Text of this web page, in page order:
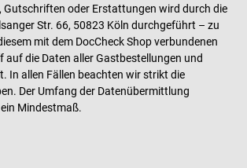
Gutschriften oder Erstattungen wird durch die
Str. 66, 50823 Köln durchgeführt – zu
mit dem DocCheck Shop verbundenen
auf die Daten aller Gastbestellungen und
In allen Fällen beachten wir strikt die
Der Umfang der Datenübermittlung
Mindestmaß.